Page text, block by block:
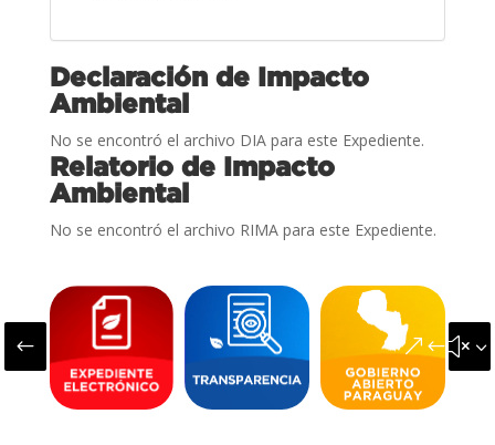
Declaración de Impacto
Ambiental
No se encontró el archivo DIA para este Expediente.
Relatorio de Impacto
Ambiental
No se encontró el archivo RIMA para este Expediente.
#